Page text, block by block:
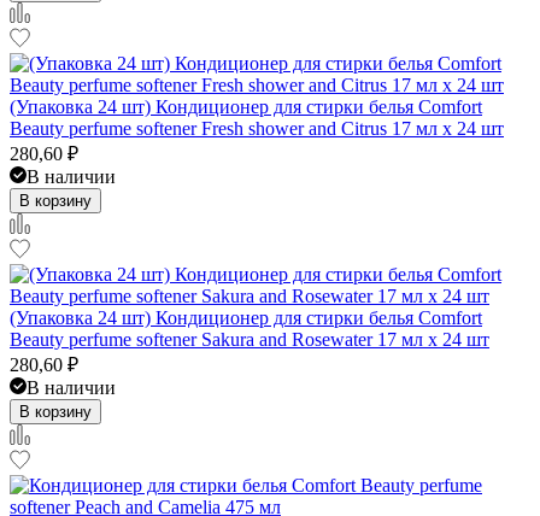
(Упаковка 24 шт) Кондиционер для стирки белья Comfort
Beauty perfume softener Fresh shower and Citrus 17 мл x 24 шт
280,60 ₽
В наличии
В корзину
(Упаковка 24 шт) Кондиционер для стирки белья Comfort
Beauty perfume softener Sakura and Rosewater 17 мл x 24 шт
280,60 ₽
В наличии
В корзину